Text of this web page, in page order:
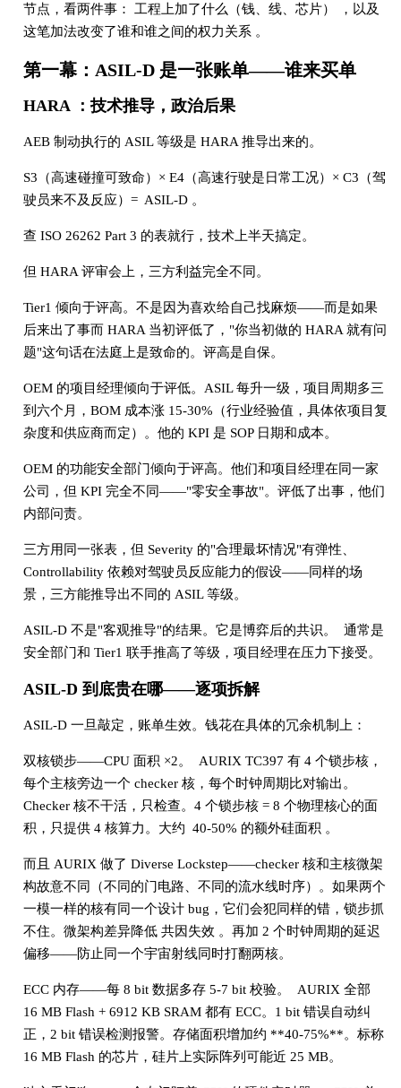
节点，看两件事： 工程上加了什么（钱、线、芯片） ，以及
这笔加法改变了谁和谁之间的权力关系 。
第一幕：ASIL-D 是一张账单——谁来买单
HARA ：技术推导，政治后果
AEB 制动执行的 ASIL 等级是 HARA 推导出来的。
S3（高速碰撞可致命）× E4（高速行驶是日常工况）× C3（驾
驶员来不及反应）= ASIL-D 。
查 ISO 26262 Part 3 的表就行，技术上半天搞定。
但 HARA 评审会上，三方利益完全不同。
Tier1 倾向于评高。不是因为喜欢给自己找麻烦——而是如果
后来出了事而 HARA 当初评低了，"你当初做的 HARA 就有问
题"这句话在法庭上是致命的。评高是自保。
OEM 的项目经理倾向于评低。ASIL 每升一级，项目周期多三
到六个月，BOM 成本涨 15-30%（行业经验值，具体依项目复
杂度和供应商而定）。他的 KPI 是 SOP 日期和成本。
OEM 的功能安全部门倾向于评高。他们和项目经理在同一家
公司，但 KPI 完全不同——"零安全事故"。评低了出事，他们
内部问责。
三方用同一张表，但 Severity 的"合理最坏情况"有弹性、
Controllability 依赖对驾驶员反应能力的假设——同样的场
景，三方能推导出不同的 ASIL 等级。
ASIL-D 不是"客观推导"的结果。它是博弈后的共识。 通常是
安全部门和 Tier1 联手推高了等级，项目经理在压力下接受。
ASIL-D 到底贵在哪——逐项拆解
ASIL-D 一旦敲定，账单生效。钱花在具体的冗余机制上：
双核锁步——CPU 面积 ×2。 AURIX TC397 有 4 个锁步核，
每个主核旁边一个 checker 核，每个时钟周期比对输出。
Checker 核不干活，只检查。4 个锁步核 = 8 个物理核心的面
积，只提供 4 核算力。大约 40-50% 的额外硅面积 。
而且 AURIX 做了 Diverse Lockstep——checker 核和主核微架
构故意不同（不同的门电路、不同的流水线时序）。如果两个
一模一样的核有同一个设计 bug，它们会犯同样的错，锁步抓
不住。微架构差异降低 共因失效 。再加 2 个时钟周期的延迟
偏移——防止同一个宇宙射线同时打翻两核。
ECC 内存——每 8 bit 数据多存 5-7 bit 校验。 AURIX 全部
16 MB Flash + 6912 KB SRAM 都有 ECC。1 bit 错误自动纠
正，2 bit 错误检测报警。存储面积增加约 **40-75%**。标称
16 MB Flash 的芯片，硅片上实际阵列可能近 25 MB。